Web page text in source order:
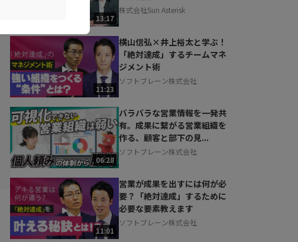
13:17
株式会社Sun Asterisk
11:23
横山信弘×井上裕太と学ぶ！
「絶対達成」するチームマネ
ジメント術
ソフトブレーン株式会社
06:28
バラバラな営業情報を一発共
有。成果に繋がる営業組織を
作る、顧客と部下の見...
ソフトブレーン株式会社
11:01
営業が成果を出すには何が必
要？「絶対達成」するために
必要な要素教えます
ソフトブレーン株式会社